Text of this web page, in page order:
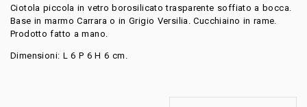
Ciotola piccola in vetro borosilicato trasparente soffiato a bocca.
Base in marmo Carrara o in Grigio Versilia. Cucchiaino in rame.
Prodotto fatto a mano.
Dimensioni: L 6 P 6 H 6 cm.